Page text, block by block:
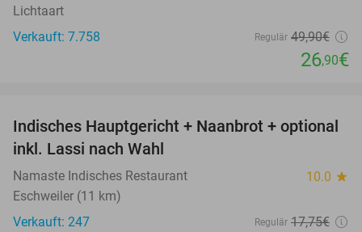
Lichtaart
Verkauft: 7.758
Regulär 49,90€
26,90€
35%
Indisches Hauptgericht + Naanbrot + optional
inkl. Lassi nach Wahl
Namaste Indisches Restaurant 10.0 star
Eschweiler (11 km)
Verkauft: 247
Regulär 17,75€